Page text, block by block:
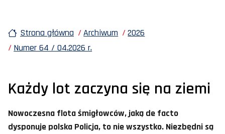
Strona główna Archiwum
2026
Numer 64 / 04.2026 r.
Każdy lot zaczyna się na ziemi
Nowoczesna flota śmigłowców, jaką de facto
dysponuje polska Policja, to nie wszystko. Niezbędni są